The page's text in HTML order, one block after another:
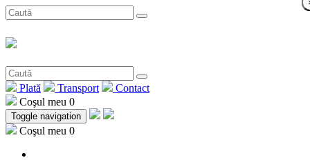
Plată Transport
Contact
Coşul meu 0
Toggle navigation
Coşul meu 0